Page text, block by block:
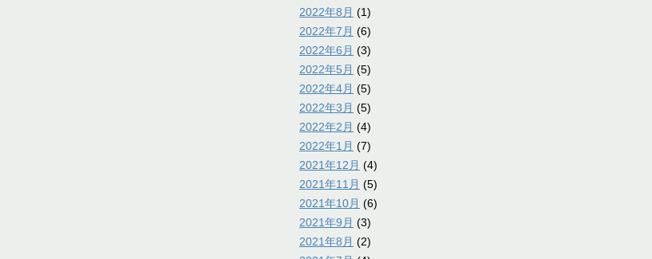
2022年8月 (1)
2022年7月 (6)
2022年6月 (3)
2022年5月 (5)
2022年4月 (5)
2022年3月 (5)
2022年2月 (4)
2022年1月 (7)
2021年12月 (4)
2021年11月 (5)
2021年10月 (6)
2021年9月 (3)
2021年8月 (2)